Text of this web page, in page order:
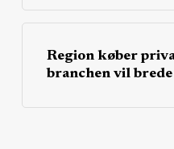
Region køber
branchen vil